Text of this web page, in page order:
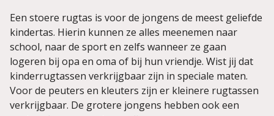
Een stoere rugtas is voor de jongens de meest geliefde
kindertas. Hierin kunnen ze alles meenemen naar
school, naar de sport en zelfs wanneer ze gaan
logeren bij opa en oma of bij hun vriendje. Wist jij dat
kinderrugtassen verkrijgbaar zijn in speciale maten.
Voor de peuters en kleuters zijn er kleinere rugtassen
verkrijgbaar. De grotere jongens hebben ook een